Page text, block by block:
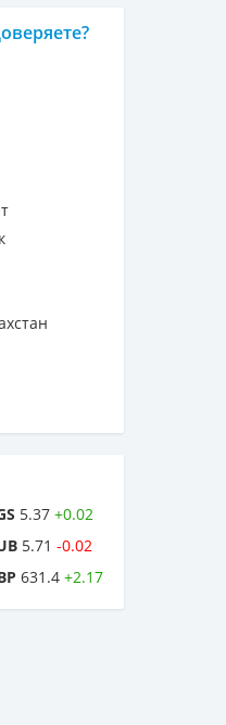
5.37 +0.02
5.71 -0.02
631.4 +2.17